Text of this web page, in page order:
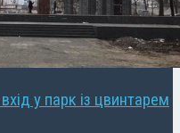
у парк із цвинтарем